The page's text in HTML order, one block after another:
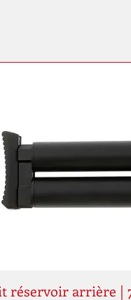
réservoir arrière |